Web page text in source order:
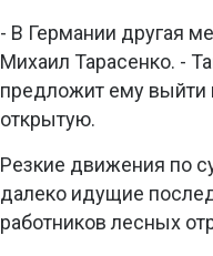
- В Германии другая
Михаил Тарасенко. -
предложит ему выйти
открытую.
Резкие движения по
далеко идущие
работников лесных